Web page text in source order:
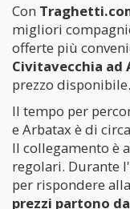
Con
migliori
offerte più
Civitavecchia ad
prezzo disponibile.
Il tempo per
e Arbatax è di
Il collegamento è
regolari. Durante
per rispondere
prezzi partono